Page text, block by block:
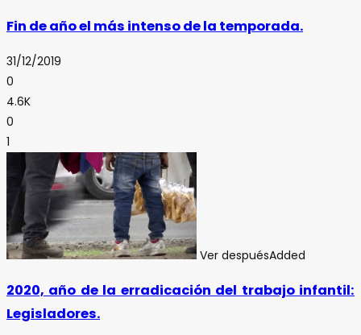
Fin de año el más intenso de la temporada.
31/12/2019
0
4.6K
0
1
Ver despuésAdded
2020, año de la erradicación del trabajo infantil:
Legisladores.